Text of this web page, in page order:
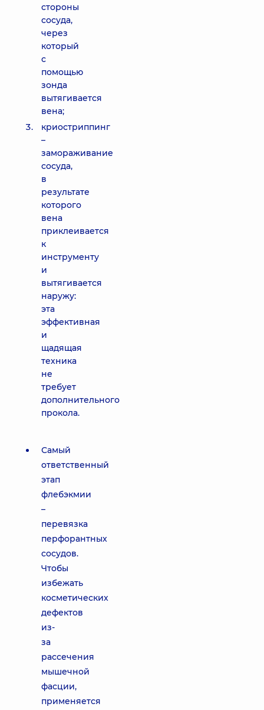
стороны
сосуда,
через
который
с
помощью
зонда
вытягивается
вена;
криостриппинг
–
замораживание
сосуда,
в
результате
которого
вена
приклеивается
к
инструменту
и
вытягивается
наружу:
эта
эффективная
и
щадящая
техника
не
требует
дополнительного
прокола.
Самый
ответственный
этап
флебэкмии
–
перевязка
перфорантных
сосудов.
Чтобы
избежать
косметических
дефектов
из-
за
рассечения
мышечной
фасции,
применяется